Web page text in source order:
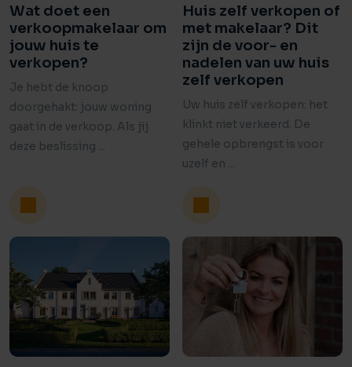
Wat doet een
verkoopmakelaar om
jouw huis te
verkopen?
Je hebt de knoop
doorgehakt: jouw woning
gaat in de verkoop. Als jij
deze beslissing ...
Huis zelf verkopen of
met makelaar? Dit
zijn de voor- en
nadelen van uw huis
zelf verkopen
Uw huis zelf verkopen: het
klinkt niet verkeerd. De
gehele opbrengst is voor
uzelf en ...